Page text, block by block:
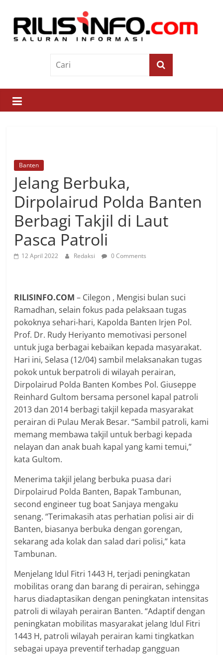
contentRilis
Saluran
Informasi
Banten
Jelang Berbuka,
Dirpolairud Polda Banten
Berbagi Takjil di Laut
Pasca Patroli
12 April 2022 Redaksi 0 Comments
RILISINFO.COM – Cilegon , Mengisi bulan suci
Ramadhan, selain fokus pada pelaksaan tugas
pokoknya sehari-hari, Kapolda Banten Irjen Pol.
Prof. Dr. Rudy Heriyanto memotivasi personel
untuk juga berbagai kebaikan kepada masyarakat.
Hari ini, Selasa (12/04) sambil melaksanakan tugas
pokok untuk berpatroli di wilayah perairan,
Dirpolairud Polda Banten Kombes Pol. Giuseppe
Reinhard Gultom bersama personel kapal patroli
2013 dan 2014 berbagi takjil kepada masyarakat
perairan di Pulau Merak Besar. “Sambil patroli, kami
memang membawa takjil untuk berbagi kepada
nelayan dan anak buah kapal yang kami temui,”
kata Gultom.
Menerima takjil jelang berbuka puasa dari
Dirpolairud Polda Banten, Bapak Tambunan,
second engineer tug boat Sanjaya mengaku
senang. “Terimakasih atas perhatian polisi air di
Banten, biasanya berbuka dengan gorengan,
sekarang ada kolak dan salad dari polisi,” kata
Tambunan.
Menjelang Idul Fitri 1443 H, terjadi peningkatan
mobilitas orang dan barang di perairan, sehingga
harus diadaptasikan dengan peningkatan intensitas
patroli di wilayah perairan Banten. “Adaptif dengan
peningkatan mobilitas masyarakat jelang Idul Fitri
1443 H, patroli wilayah perairan kami tingkatkan
sebagai upaya preventif terhadap gangguan